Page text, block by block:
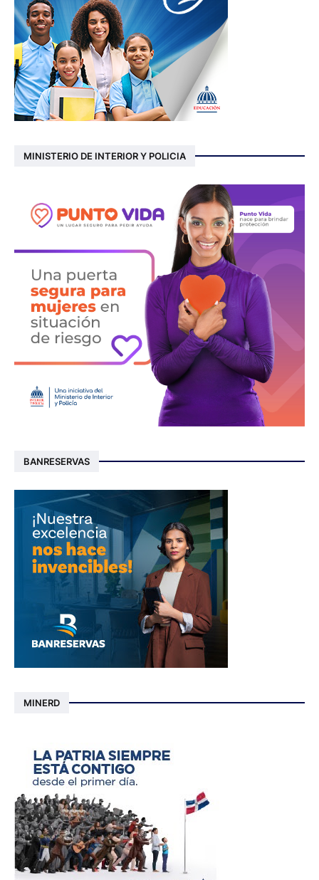
MINISTERIO DE INTERIOR Y POLICIA
BANRESERVAS
MINERD